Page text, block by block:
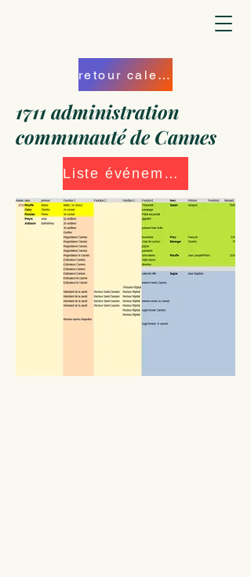
retour calendrier
1711 administration
communauté de Cannes
Liste événements